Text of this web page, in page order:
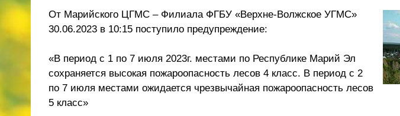
От Марийского ЦГМС – Филиала ФГБУ «Верхне-Волжское УГМС»
30.06.2023 в 10:15 поступило предупреждение:
«В период с 1 по 7 июля 2023г. местами по Республике Марий Эл
сохраняется высокая пожароопасность лесов 4 класс. В период с 2
по 7 июля местами ожидается чрезвычайная пожароопасность лесов
5 класс»